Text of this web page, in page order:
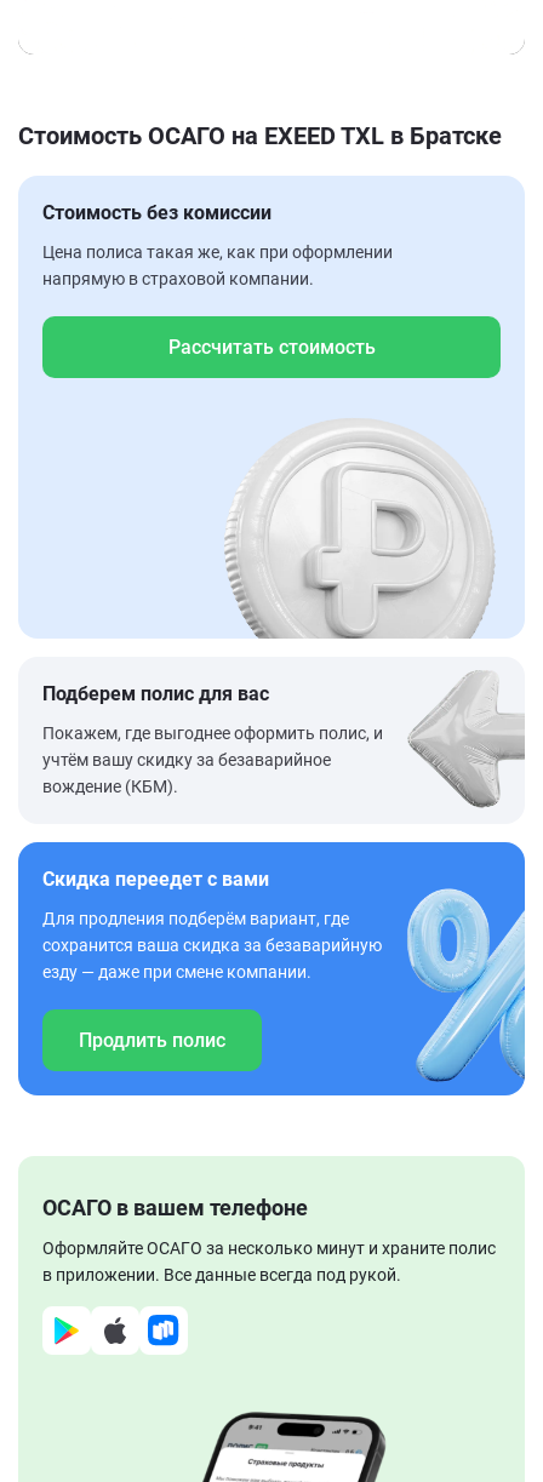
Стоимость ОСАГО на EXEED TXL в Братске
Стоимость без комиссии
Цена полиса такая же, как при оформлении
напрямую в страховой компании.
Рассчитать стоимость
Подберем полис для вас
Покажем, где выгоднее оформить полис, и
учтём вашу скидку за безаварийное
вождение (КБМ).
Скидка переедет с вами
Для продления подберём вариант, где
сохранится ваша скидка за безаварийную
езду — даже при смене компании.
Продлить полис
ОСАГО в вашем телефоне
Оформляйте ОСАГО за несколько минут и храните полис
в приложении. Все данные всегда под рукой.